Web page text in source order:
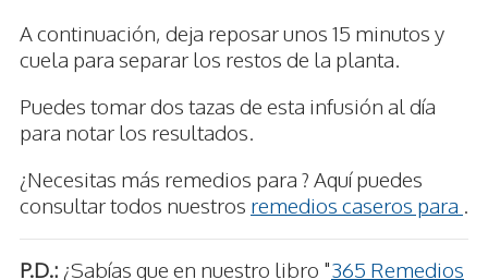
A continuación, deja reposar unos 15 minutos y
cuela para separar los restos de la planta.
Puedes tomar dos tazas de esta infusión al día
para notar los resultados.
¿Necesitas más remedios para ? Aquí puedes
consultar todos nuestros remedios caseros para
P.D.: ¿Sabías que en nuestro libro "365 Remedios